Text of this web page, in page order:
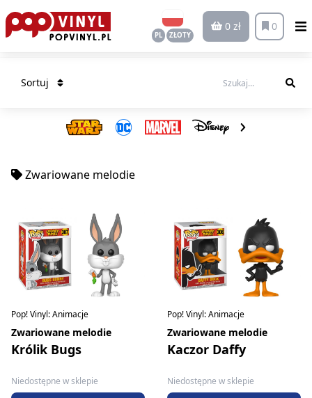
PL ZŁOTY
0 zł 0
Sortuj
Zwariowane melodie
Pop! Vinyl: Animacje
Zwariowane melodie
Królik Bugs
Niedostępne w sklepie
Pop! Vinyl: Animacje
Zwariowane melodie
Kaczor Daffy
Niedostępne w sklepie